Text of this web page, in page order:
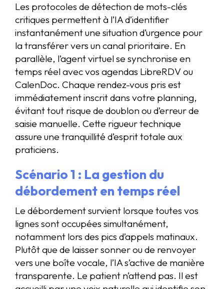
Les protocoles de détection de mots-clés
critiques permettent à l’IA d’identifier
instantanément une situation d’urgence pour
la transférer vers un canal prioritaire. En
parallèle, l’agent virtuel se synchronise en
temps réel avec vos agendas LibreRDV ou
CalenDoc. Chaque rendez-vous pris est
immédiatement inscrit dans votre planning,
évitant tout risque de doublon ou d’erreur de
saisie manuelle. Cette rigueur technique
assure une tranquillité d’esprit totale aux
praticiens.
Scénario 1 : La gestion du
débordement en temps réel
Le débordement survient lorsque toutes vos
lignes sont occupées simultanément,
notamment lors des pics d’appels matinaux.
Plutôt que de laisser sonner ou de renvoyer
vers une boîte vocale, l’IA s’active de manière
transparente. Le patient n’attend pas. Il est